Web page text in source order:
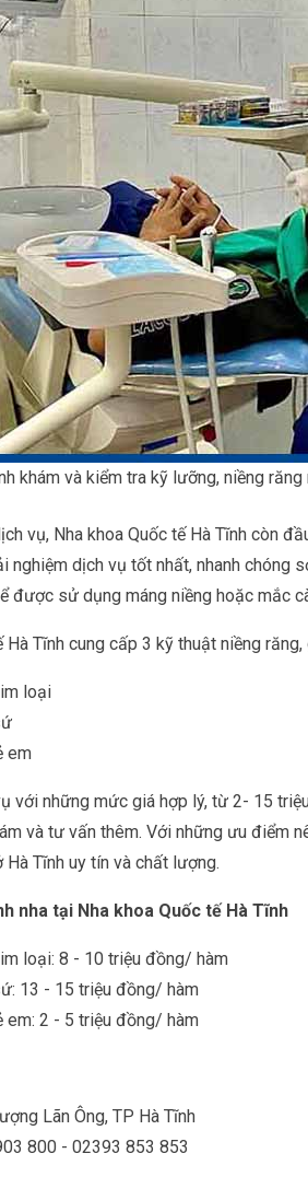
khám và kiểm tra kỹ lưỡng, niềng
vụ, Nha khoa Quốc tế Hà Tĩnh còn
nghiệm dịch vụ tốt nhất, nhanh chóng
được sử dụng máng niềng hoặc mắc
Hà Tĩnh cung cấp 3 kỹ thuật niềng răng,
loại
em
với những mức giá hợp lý, từ 2- 15
và tư vấn thêm. Với những ưu điểm
Hà Tĩnh uy tín và chất lượng.
nha tại Nha khoa Quốc tế Hà Tĩnh
loại: 8 - 10 triệu đồng/ hàm
13 - 15 triệu đồng/ hàm
em: 2 - 5 triệu đồng/ hàm
Lãn Ông, TP Hà Tĩnh
800 - 02393 853 853